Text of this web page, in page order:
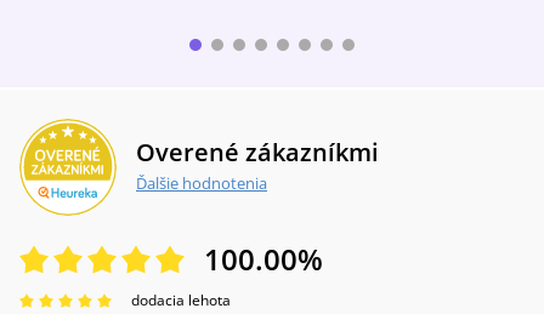
Overené zákazníkmi
Ďalšie hodnotenia
100.00%
dodacia lehota